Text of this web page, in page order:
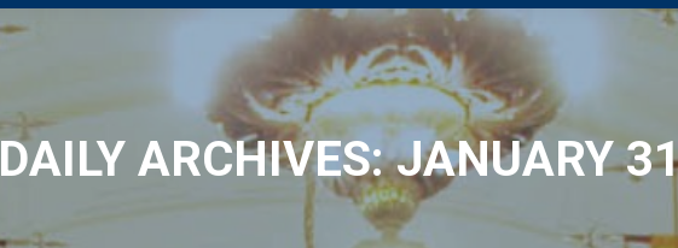
DAILY ARCHIVES:JANUARY